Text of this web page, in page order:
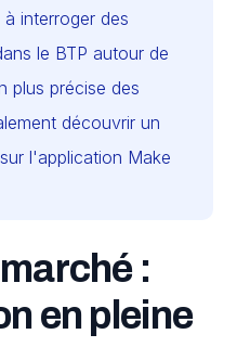
interroger des
le BTP autour de
plus précise des
découvrir un
l'application Make
:
en pleine